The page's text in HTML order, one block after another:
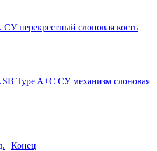
перекрестный слоновая кость
Type A+С СУ механизм слоновая
| Конец